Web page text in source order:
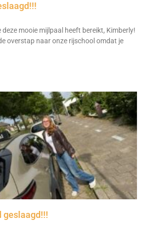
deze mooie mijlpaal heeft bereikt, Kimberly!
overstap naar onze rijschool omdat je
geslaagd!!!